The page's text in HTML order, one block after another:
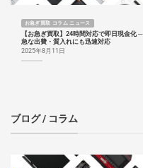
お急ぎ買取 コラム ニュース
【お急ぎ買取】24時間対応で即日現金化 ─
急な出費・質入れにも迅速対応
2025年8月11日
ブログ / コラム